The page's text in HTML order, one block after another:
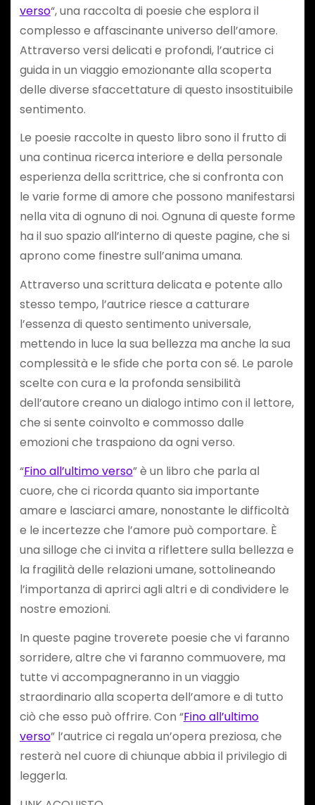
verso“, una raccolta di poesie che esplora il
complesso e affascinante universo dell’amore.
Attraverso versi delicati e profondi, l’autrice ci
guida in un viaggio emozionante alla scoperta
delle diverse sfaccettature di questo insostituibile
sentimento.
Le poesie raccolte in questo libro sono il frutto di
una continua ricerca interiore e della personale
esperienza della scrittrice, che si confronta con
le varie forme di amore che possono manifestarsi
nella vita di ognuno di noi. Ognuna di queste forme
ha il suo spazio all’interno di queste pagine, che si
aprono come finestre sull’anima umana.
Attraverso una scrittura delicata e potente allo
stesso tempo, l’autrice riesce a catturare
l’essenza di questo sentimento universale,
mettendo in luce la sua bellezza ma anche la sua
complessità e le sfide che porta con sé. Le parole
scelte con cura e la profonda sensibilità
dell’autore creano un dialogo intimo con il lettore,
che si sente coinvolto e commosso dalle
emozioni che traspaiono da ogni verso.
“Fino all’ultimo verso” è un libro che parla al
cuore, che ci ricorda quanto sia importante
amare e lasciarci amare, nonostante le difficoltà
e le incertezze che l’amore può comportare. È
una silloge che ci invita a riflettere sulla bellezza e
la fragilità delle relazioni umane, sottolineando
l’importanza di aprirci agli altri e di condividere le
nostre emozioni.
In queste pagine troverete poesie che vi faranno
sorridere, altre che vi faranno commuovere, ma
tutte vi accompagneranno in un viaggio
straordinario alla scoperta dell’amore e di tutto
ciò che esso può offrire. Con “Fino all’ultimo
verso” l’autrice ci regala un’opera preziosa, che
resterà nel cuore di chiunque abbia il privilegio di
leggerla.